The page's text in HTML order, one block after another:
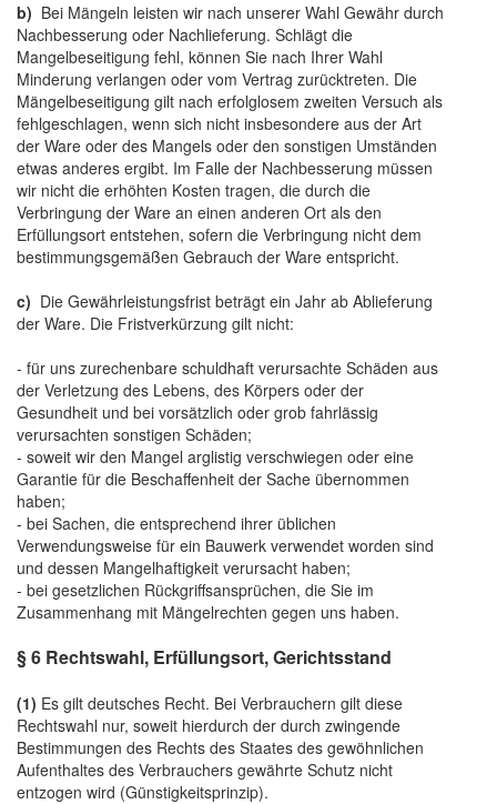
b) Bei Mängeln leisten wir nach unserer Wahl Gewähr durch
Nachbesserung oder Nachlieferung. Schlägt die
Mangelbeseitigung fehl, können Sie nach Ihrer Wahl
Minderung verlangen oder vom Vertrag zurücktreten. Die
Mängelbeseitigung gilt nach erfolglosem zweiten Versuch als
fehlgeschlagen, wenn sich nicht insbesondere aus der Art
der Ware oder des Mangels oder den sonstigen Umständen
etwas anderes ergibt. Im Falle der Nachbesserung müssen
wir nicht die erhöhten Kosten tragen, die durch die
Verbringung der Ware an einen anderen Ort als den
Erfüllungsort entstehen, sofern die Verbringung nicht dem
bestimmungsgemäßen Gebrauch der Ware entspricht.
c) Die Gewährleistungsfrist beträgt ein Jahr ab Ablieferung
der Ware. Die Fristverkürzung gilt nicht:
- für uns zurechenbare schuldhaft verursachte Schäden aus
der Verletzung des Lebens, des Körpers oder der
Gesundheit und bei vorsätzlich oder grob fahrlässig
verursachten sonstigen Schäden;
- soweit wir den Mangel arglistig verschwiegen oder eine
Garantie für die Beschaffenheit der Sache übernommen
haben;
- bei Sachen, die entsprechend ihrer üblichen
Verwendungsweise für ein Bauwerk verwendet worden sind
und dessen Mangelhaftigkeit verursacht haben;
- bei gesetzlichen Rückgriffsansprüchen, die Sie im
Zusammenhang mit Mängelrechten gegen uns haben.
§ 6 Rechtswahl, Erfüllungsort, Gerichtsstand
(1) Es gilt deutsches Recht. Bei Verbrauchern gilt diese
Rechtswahl nur, soweit hierdurch der durch zwingende
Bestimmungen des Rechts des Staates des gewöhnlichen
Aufenthaltes des Verbrauchers gewährte Schutz nicht
entzogen wird (Günstigkeitsprinzip).